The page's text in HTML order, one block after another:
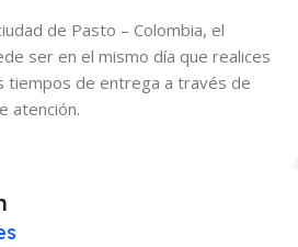
de Pasto – Colombia, el
ser en el mismo día que realices
tiempos de entrega a través de
atención.